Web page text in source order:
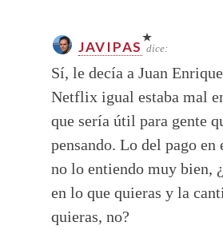
JAVIPAS dice:
Sí, le decía a Juan
Netflix igual estaba mal
que sería útil para gente
pensando. Lo del pago en
no lo entiendo muy bien,
en lo que quieras y la
quieras, no?